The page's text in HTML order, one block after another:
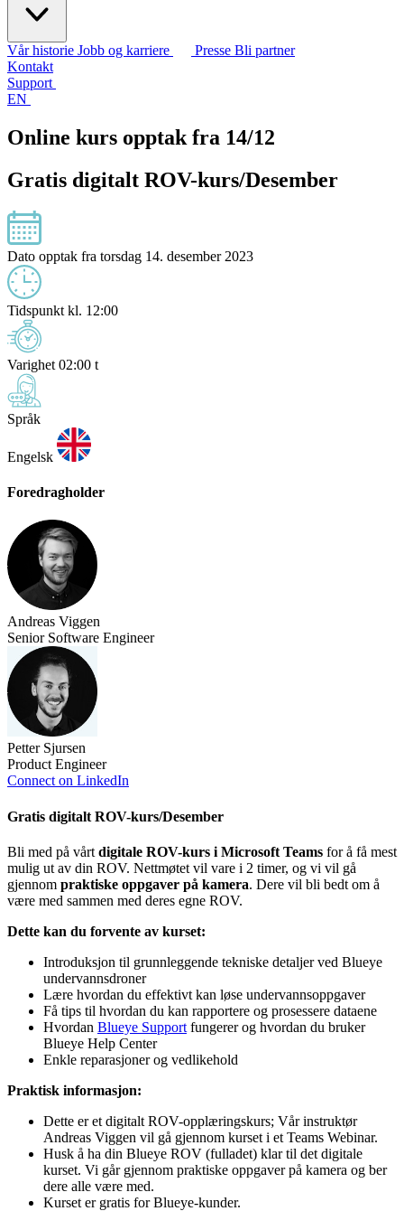
Vår historie Jobb og karriere Presse Bli partner
Kontakt
Support
EN
Online kurs opptak fra 14/12
Gratis digitalt ROV-kurs/Desember
Dato opptak fra torsdag 14. desember 2023
Tidspunkt kl. 12:00
Varighet 02:00 t
Språk
Engelsk
Foredragholder
Andreas Viggen
Senior Software Engineer
Petter Sjursen
Product Engineer
Connect on LinkedIn
Gratis digitalt ROV-kurs/Desember
Bli med på vårt digitale ROV-kurs i Microsoft Teams for å få mest
mulig ut av din ROV. Nettmøtet vil vare i 2 timer, og vi vil gå
gjennom praktiske oppgaver på kamera. Dere vil bli bedt om å
være med sammen med deres egne ROV.
Dette kan du forvente av kurset:
Introduksjon til grunnleggende tekniske detaljer ved Blueye
undervannsdroner
Lære hvordan du effektivt kan løse undervannsoppgaver
Få tips til hvordan du kan rapportere og prosessere dataene
Hvordan Blueye Support fungerer og hvordan du bruker
Blueye Help Center
Enkle reparasjoner og vedlikehold
Praktisk informasjon:
Dette er et digitalt ROV-opplæringskurs; Vår instruktør
Andreas Viggen vil gå gjennom kurset i et Teams Webinar.
Husk å ha din Blueye ROV (fulladet) klar til det digitale
kurset. Vi går gjennom praktiske oppgaver på kamera og ber
dere alle være med.
Kurset er gratis for Blueye-kunder.